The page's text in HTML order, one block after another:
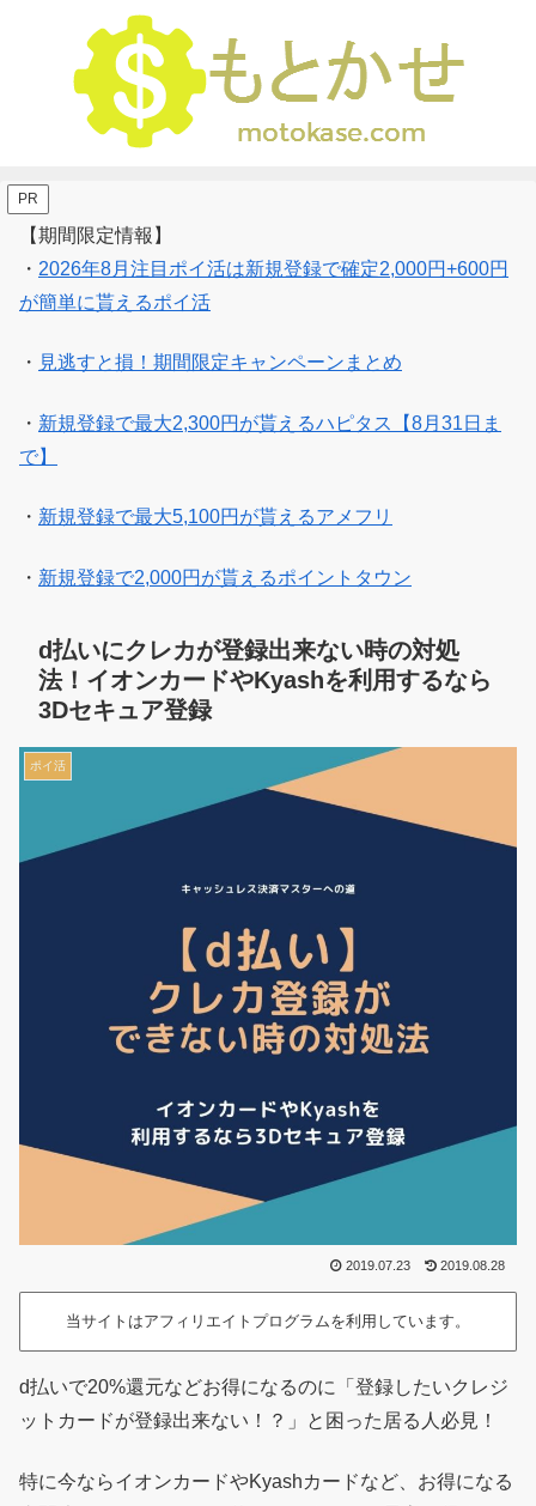
PR
【期間限定情報】
・ 2026年8月注目ポイ活は新規登録で確定2,000円+600円
が簡単に貰えるポイ活
・ 見逃すと損！期間限定キャンペーンまとめ
・ 新規登録で最大2,300円が貰えるハピタス【8月31日ま
で】
・ 新規登録で最大5,100円が貰えるアメフリ
・ 新規登録で2,000円が貰えるポイントタウン
d払いにクレカが登録出来ない時の対処
法！イオンカードやKyashを利用するなら
3Dセキュア登録
ポイ活
2019.07.23 2019.08.28
当サイトはアフィリエイトプログラムを利用しています。
d払いで20%還元などお得になるのに「登録したいクレジ
ットカードが登録出来ない！？」と困った居る人必見！
特に今ならイオンカードやKyashカードなど、お得になる